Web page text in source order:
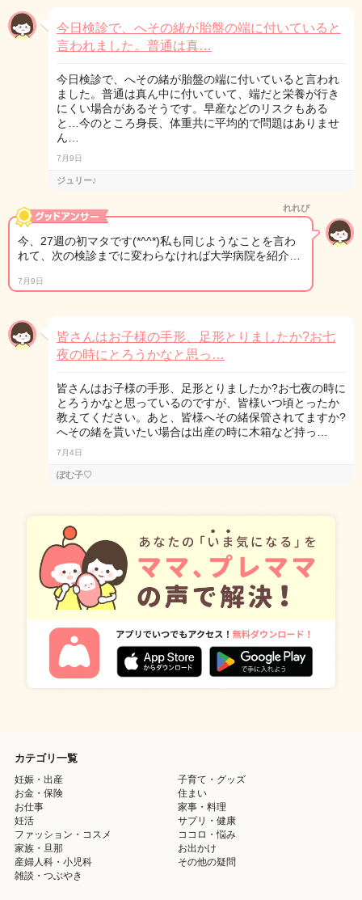
今日検診で、へその緒が胎盤の端に付いていると
言われました。普通は真…
今日検診で、へその緒が胎盤の端に付いていると言われ
ました。普通は真ん中に付いていて、端だと栄養が行き
にくい場合があるそうです。早産などのリスクもある
と…今のところ身長、体重共に平均的で問題はありませ
ん…
7月9日
ジュリー♪
れれぴ
今、27週の初マタです(*^^*)私も同じようなことを言わ
れて、次の検診までに変わらなければ大学病院を紹介…
7月9日
皆さんはお子様の手形、足形とりましたか?お七
夜の時にとろうかなと思っ…
皆さんはお子様の手形、足形とりましたか?お七夜の時に
とろうかなと思っているのですが、皆様いつ頃とったか
教えてください。あと、皆様へその緒保管されてますか?
へその緒を貰いたい場合は出産の時に木箱など持っ…
7月4日
ぽむ子♡
カテゴリ一覧
妊娠・出産
子育て・グッズ
お金・保険
住まい
お仕事
家事・料理
妊活
サプリ・健康
ファッション・コスメ
ココロ・悩み
家族・旦那
お出かけ
産婦人科・小児科
その他の疑問
雑談・つぶやき